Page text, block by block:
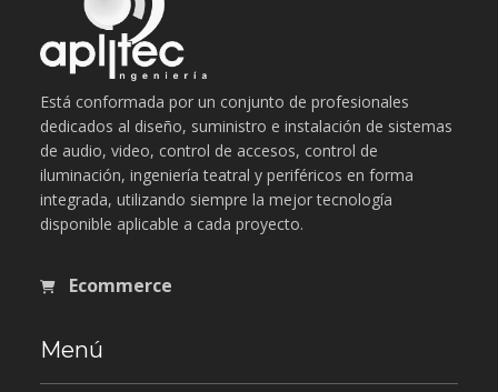
Está conformada por un conjunto de profesionales
dedicados al diseño, suministro e instalación de sistemas
de audio, video, control de accesos, control de
iluminación, ingeniería teatral y periféricos en forma
integrada, utilizando siempre la mejor tecnología
disponible aplicable a cada proyecto.
Ecommerce
Menú